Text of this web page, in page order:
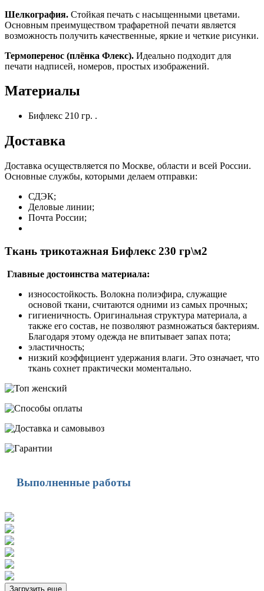
Шелкография. Стойкая печать с насыщенными цветами.
Основным преимуществом трафаретной печати является
возможность получить качественные, яркие и четкие рисунки.
Термоперенос (плёнка Флекс). Идеально подходит для
печати надписей, номеров, простых изображений.
Материалы
Бифлекс 210 гр. .
Доставка
Доставка осуществляется по Москве, области и всей России.
Основные службы, которыми делаем отправки:
СДЭК;
Деловые линии;
Почта России;
Ткань трикотажная Бифлекс 230 гр\м2
Главные достоинства материала:
износостойкость. Волокна полиэфира, служащие
основой ткани, считаются одними из самых прочных;
гигиеничность. Оригинальная структура материала, а
также его состав, не позволяют размножаться бактериям.
Благодаря этому одежда не впитывает запах пота;
эластичность;
низкий коэффициент удержания влаги. Это означает, что
ткань сохнет практически моментально.
Выполненные работы
Загрузить еще